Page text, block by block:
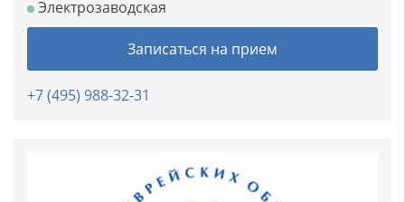
Электрозаводская
Записаться на прием
+7 (495) 988-32-31